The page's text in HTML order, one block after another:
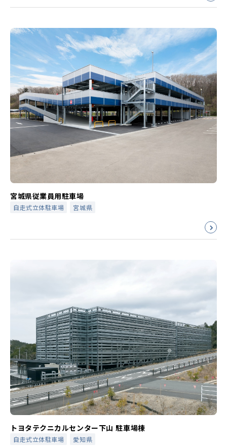
宮城県従業員用駐車場
自走式立体駐車場 宮城県
トヨタテクニカルセンター下山 駐車場棟
自走式立体駐車場 愛知県